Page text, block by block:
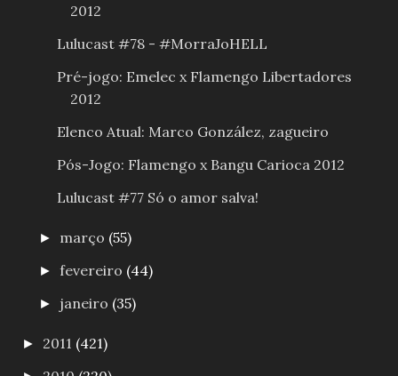
2012
Lulucast #78 - #MorraJoHELL
Pré-jogo: Emelec x Flamengo Libertadores
2012
Elenco Atual: Marco González, zagueiro
Pós-Jogo: Flamengo x Bangu Carioca 2012
Lulucast #77 Só o amor salva!
► março (55)
►fevereiro (44)
► janeiro (35)
► 2011 (421)